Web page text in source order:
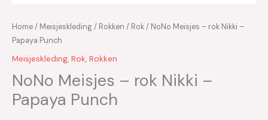
Home/ Meisjeskleding/ Rokken / Rok/ NoNo Meisjes – rok Nikki –
Papaya Punch
Meisjeskleding, Rok, Rokken
NoNo Meisjes – rok Nikki –
Papaya Punch